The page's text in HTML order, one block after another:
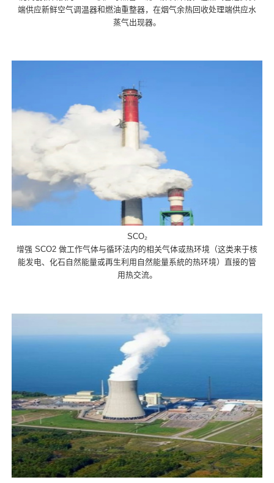
端供应新鲜空气调温器和燃油重整器，在烟气余热回收处理端供应水
蒸气出现器。
SCO₂
增强 SCO2 做工作气体与循环法内的相关气体或热环境（这类来于核
能发电、化石自然能量或再生利用自然能量系統的热环境）直接的管
用热交流。